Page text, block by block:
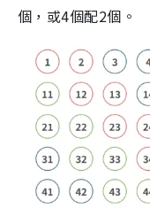
個，或4個配2個。